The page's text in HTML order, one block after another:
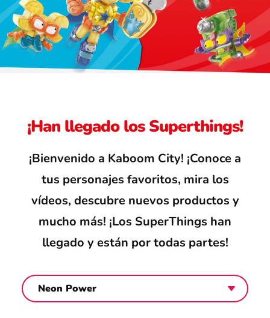
Compañía
Contacto
Atención al consumidor
Careers
Intranet
España
¡Han llegado los Superthings!
¡Bienvenido a Kaboom City! ¡Conoce a
tus personajes favoritos, mira los
vídeos, descubre nuevos productos y
mucho más! ¡Los SuperThings han
llegado y están por todas partes!